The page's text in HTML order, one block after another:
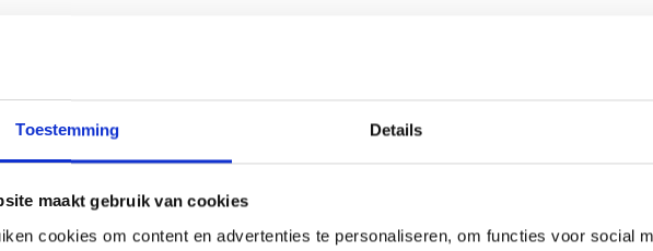
Toestemming Details
maakt gebruik van cookies
cookies om content en advertenties te personaliseren, om functies voor social
Benieuwd of dit jou kan helpen?